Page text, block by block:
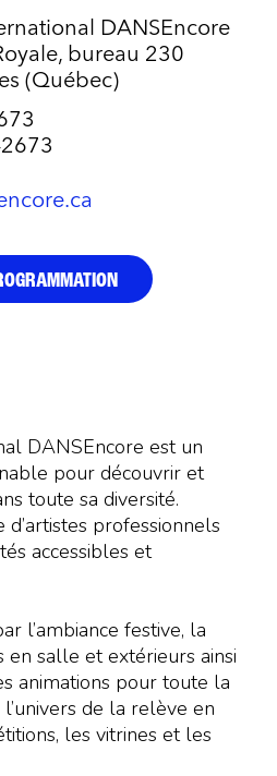
DANSEncore est un
pour découvrir et
toute sa diversité.
professionnels
accessibles et
l’ambiance festive, la
en salle et extérieurs ainsi
animations pour toute la
de la relève en
les vitrines et les
DANSEncore
bureau 230
(Québec)